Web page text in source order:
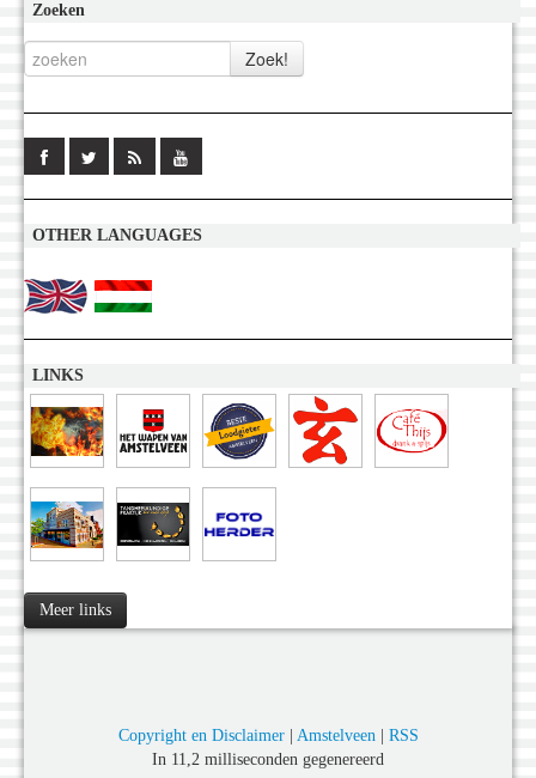
Zoeken
OTHER LANGUAGES
LINKS
Meer links
Copyright en Disclaimer| Amstelveen| RSS
In 11,2 milliseconden gegenereerd